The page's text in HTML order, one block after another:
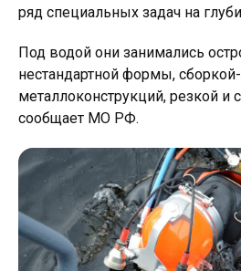
ряд специальных задач на
Под водой они занимались
нестандартной формы,
металлоконструкций, резкой и
сообщает МО РФ.